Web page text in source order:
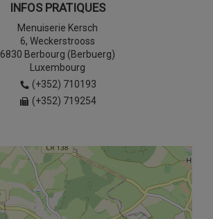
INFOS PRATIQUES
Menuiserie Kersch
6, Weckerstrooss
6830 Berbourg (Berbuerg)
Luxembourg
(+352) 710193
(+352) 719254